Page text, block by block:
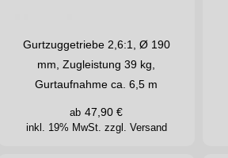
Gurtzuggetriebe 2,6:1, Ø 190
mm, Zugleistung 39 kg,
Gurtaufnahme ca. 6,5 m
inkl. 19% MwSt. zzgl. Versand
ab 47,90 €